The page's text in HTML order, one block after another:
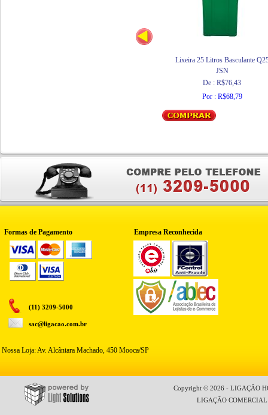
Lixeira 25 Litros Basculante
JSN
De : R$76,43
Por : R$68,79
Formas de Pagamento Empresa Reconhecida
(11) 3209-5000
sac@ligacao.com.br
Nossa Loja: Av. Alcântara Machado, 450 Mooca/SP
Copyright © 2026 - LIGAÇÃO
LIGAÇÃO